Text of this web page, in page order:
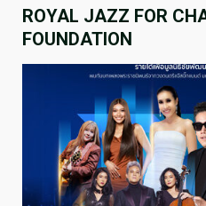
ROYAL JAZZ FOR
FOUNDATION